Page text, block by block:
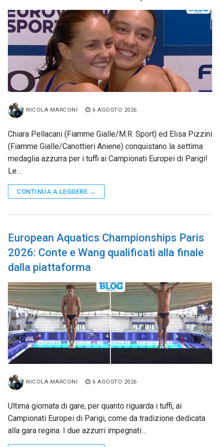
NICOLA MARCONI 6 AGOSTO 2026
Chiara Pellacani (Fiamme Gialle/M.R. Sport) ed Elisa Pizzini
(Fiamme Gialle/Canottieri Aniene) conquistano la settima
medaglia azzurra per i tuffi ai Campionati Europei di Parigi!
Le…
CONTINUA A LEGGERE →
European Aquatics Championships Paris
2026: Conte e Wang qualificati alla finale
dalla piattaforma
NICOLA MARCONI 6 AGOSTO 2026
Ultima giornata di gare, per quanto riguarda i tuffi, ai
Campionati Europei di Parigi, come da tradizione dedicata
alla gara regina. I due azzurri impegnati…